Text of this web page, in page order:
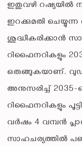
ഇതുവഴി റഷ്യയിൽ
ഇറക്കുമതി
ശുദ്ധീകരിക്കാൻ
റിഫൈനറികളും
ഒരുങ്ങുകയാണ്. വുഡ്
അനുസരിച്ച് 2035-
റിഫൈനറികളും
വർഷം 4 വമ്പൻ
സാഹചര്യത്തിൽ